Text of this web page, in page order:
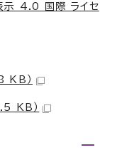
表示 4.0 国際 ライセ
KB）
KB）